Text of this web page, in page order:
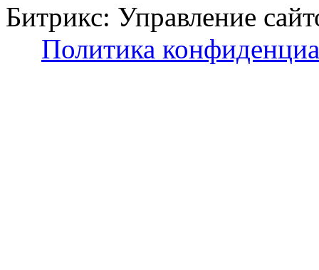
Битрикс: Управление
Политика